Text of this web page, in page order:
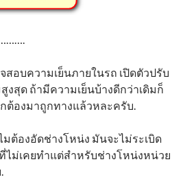
สอบความเย็นภายในรถ เปิดตัวปรับ
งสุด ถ้ามีความเย็นบ้างดีกว่าเดิมก็
ต้องมาถูกทางแล้วหละครับ.
ต้องอัดช่างโหน่ง มันจะไม่ระเบิด
ม่เคยทำแต่สำหรับช่างโหน่งหน่วย